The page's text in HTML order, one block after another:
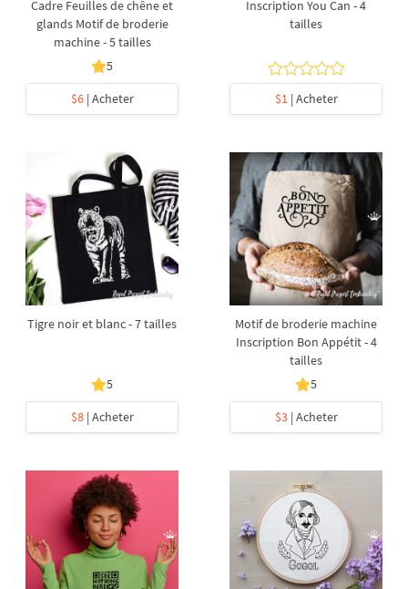
Cadre Feuilles de chêne et
glands Motif de broderie
machine - 5 tailles
5
$6| Acheter
Inscription You Can - 4
tailles
$1| Acheter
Tigre noir et blanc - 7 tailles
5
$8| Acheter
Motif de broderie machine
Inscription Bon Appétit - 4
tailles
5
$3| Acheter